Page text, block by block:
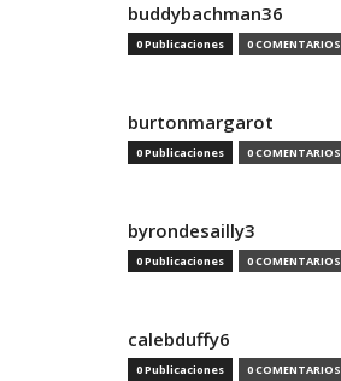
buddybachman36
0 Publicaciones 0 COMENTARIOS
burtonmargarot
0 Publicaciones 0 COMENTARIOS
byrondesailly3
0 Publicaciones 0 COMENTARIOS
calebduffy6
0 Publicaciones 0 COMENTARIOS